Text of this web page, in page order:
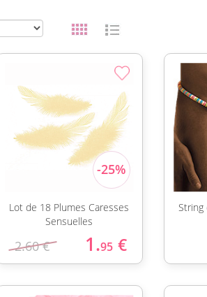
Lot de 18 Plumes Caresses
Sensuelles
2.60 € 1.95 €
String